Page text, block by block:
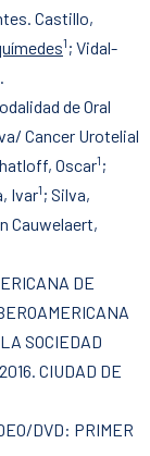
Castillo,
1 ; Vidal-
.
de Oral
Cancer Urotelial
Oscar1 ;
Ivar1 ; Silva,
Cauwelaert,
DE
SOCIEDAD
CIUDAD DE
DVD: PRIMER